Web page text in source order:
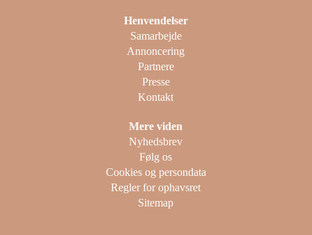
Henvendelser
Samarbejde
Annoncering
Partnere
Presse
Kontakt
Mere viden
Nyhedsbrev
Følg os
Cookies og persondata
Regler for ophavsret
Sitemap